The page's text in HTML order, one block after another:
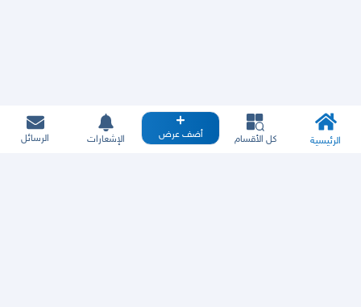
الرئيسية كل الأقسام أضف عرض الإشعارات الرسائل